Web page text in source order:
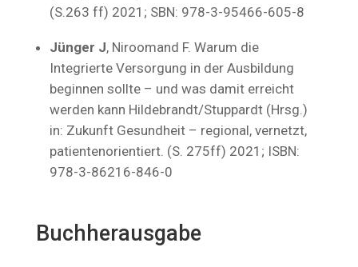
(S.263 ff) 2021; SBN: 978-3-95466-605-8
Jünger J, Niroomand F. Warum die
Integrierte Versorgung in der Ausbildung
beginnen sollte – und was damit erreicht
werden kann Hildebrandt/Stuppardt (Hrsg.)
in: Zukunft Gesundheit – regional, vernetzt,
patientenorientiert. (S. 275ff) 2021; ISBN:
978-3-86216-846-0
Buchherausgabe